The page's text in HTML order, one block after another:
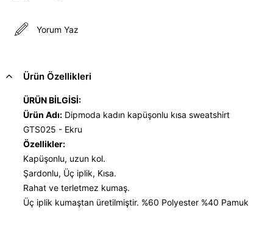
Yorum Yaz
Ürün Özellikleri
ÜRÜN BİLGİSİ:
Ürün Adı: Dipmoda kadın kapüşonlu kısa sweatshirt
GTS025 - Ekru
Özellikler:
Kapüşonlu, uzun kol.
Şardonlu, Üç iplik, Kısa.
Rahat ve terletmez kumaş.
Üç iplik kumaştan üretilmiştir. %60 Polyester %40 Pamuk